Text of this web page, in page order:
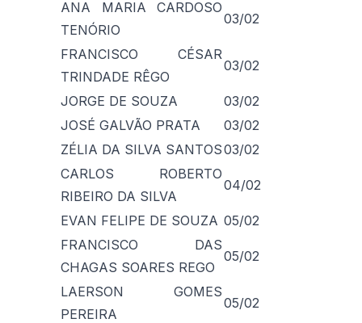
ANA MARIA CARDOSO
TENÓRIO
03/02
FRANCISCO CÉSAR
TRINDADE RÊGO
03/02
JORGE DE SOUZA
03/02
JOSÉ GALVÃO PRATA
03/02
ZÉLIA DA SILVA SANTOS03/02
CARLOS ROBERTO
RIBEIRO DA SILVA
04/02
EVAN FELIPE DE SOUZA 05/02
FRANCISCO DAS
CHAGAS SOARES REGO
05/02
LAERSON GOMES
PEREIRA
05/02